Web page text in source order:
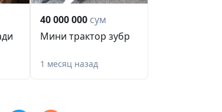
40 000 000 сум
Мини трактор зубр
1 месяц назад